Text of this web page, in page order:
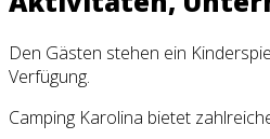
Den Gästen stehen ein
Verfügung.
Camping Karolina bietet